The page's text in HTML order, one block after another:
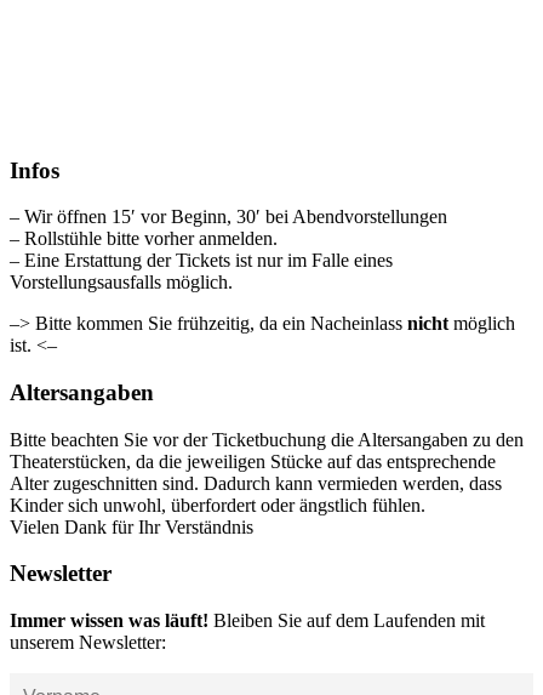
Infos
– Wir öffnen 15′ vor Beginn, 30′ bei Abendvorstellungen
– Rollstühle bitte vorher anmelden.
– Eine Erstattung der Tickets ist nur im Falle eines
Vorstellungsausfalls möglich.
–> Bitte kommen Sie frühzeitig, da ein Nacheinlass nicht möglich
ist. <–
Altersangaben
Bitte beachten Sie vor der Ticketbuchung die Altersangaben zu den
Theaterstücken, da die jeweiligen Stücke auf das entsprechende
Alter zugeschnitten sind. Dadurch kann vermieden werden, dass
Kinder sich unwohl, überfordert oder ängstlich fühlen.
Vielen Dank für Ihr Verständnis
Newsletter
Immer wissen was läuft! Bleiben Sie auf dem Laufenden mit
unserem Newsletter: